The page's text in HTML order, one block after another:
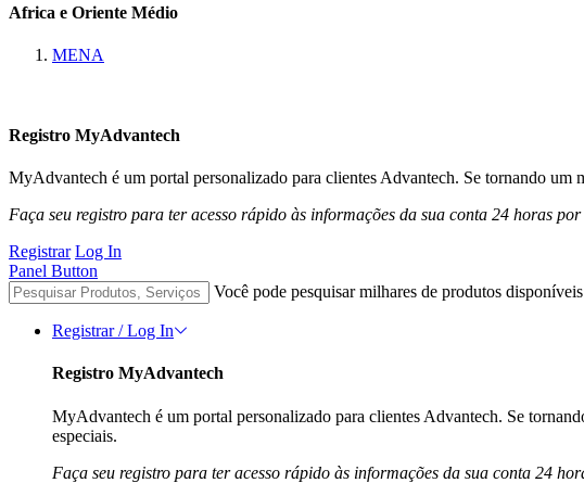
Africa e Oriente Médio
MENA
Registro MyAdvantech
MyAdvantech é um portal personalizado para clientes Advantech. Se tornando um
Faça seu registro para ter acesso rápido às informações da sua conta 24 horas
Registrar Log In
Panel Button
Você pode pesquisar milhares de produtos disponíveis
Registrar / Log In
Registro MyAdvantech
MyAdvantech é um portal personalizado para clientes Advantech. Se
especiais.
Faça seu registro para ter acesso rápido às informações da sua conta 24